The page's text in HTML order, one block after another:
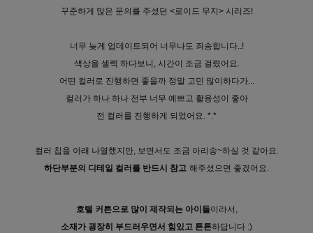
꾸준하게 많은 문의를 주셨던 <로이드 무지> 시리즈!
너무 늦게 업데이트되어 너무나도 죄송합니다..!
색상을 셀렉 하다보니, 시간이 조금 걸렸어요.
어떤 컬러로 진행하면 좋을까 정말 고민 많이하다가...
컬러가 하나 하나 전부 너무 예쁘고 활용성이 좋아
전 컬러를 진행하게 되었어요. *.*
컬러 칩을 아래 나열했지만, 보면서도 조금 아리송~하실 것 같아요.
하단부분의 디테일 컬러를 반드시 참고 해주셨으면 좋겠어요.
호텔 커튼으로 많이 제작되는 아이들이라서,
소재가 굉장히 부드러우면서 힘있고 튼튼하답니다 :)